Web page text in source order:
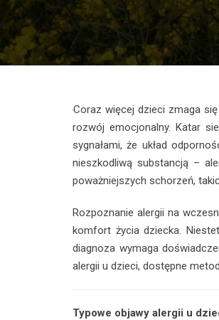
Coraz więcej dzieci zmaga
rozwój emocjonalny. Katar
sygnałami, że układ
nieszkodliwą substancją –
poważniejszych schorzeń,
Rozpoznanie alergii na
komfort życia dziecka.
diagnoza wymaga
alergii u dzieci, dostępne
Typowe objawy alergii u